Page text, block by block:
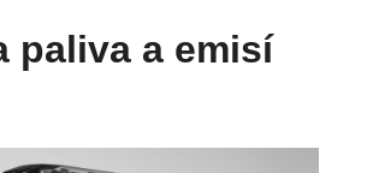
paliva a emisí